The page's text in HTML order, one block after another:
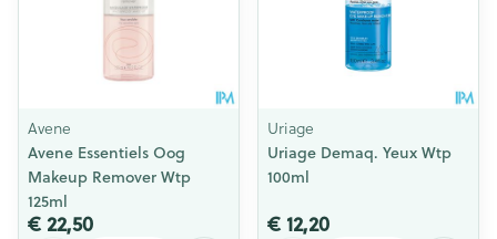
Avene
Avene Essentiels Oog
Makeup Remover Wtp
125ml
€ 22,50
Uriage
Uriage Demaq. Yeux Wtp
100ml
€ 12,20